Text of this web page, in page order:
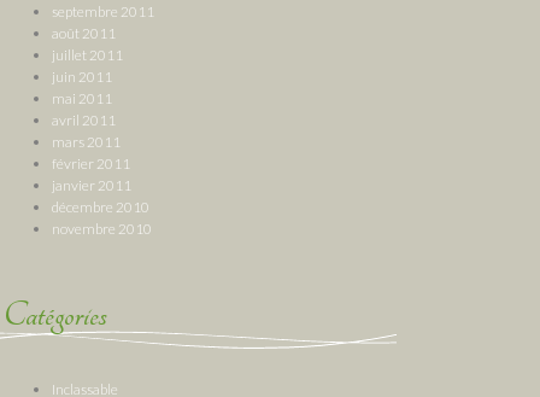
septembre 2011
août 2011
juillet 2011
juin 2011
mai 2011
avril 2011
mars 2011
février 2011
janvier 2011
décembre 2010
novembre 2010
Catégories
Inclassable